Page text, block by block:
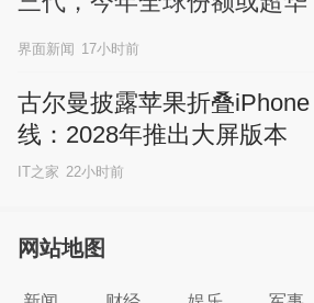
界面新闻 17小时前
古尔曼披露苹果折叠
线：2028年推出大屏版本
IT之家 22小时前
网站地图